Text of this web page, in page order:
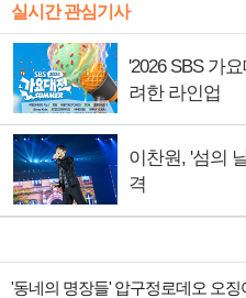
실시간 관심기사
'2026 SBS 가
려한 라인업
이찬원, '섬의
격